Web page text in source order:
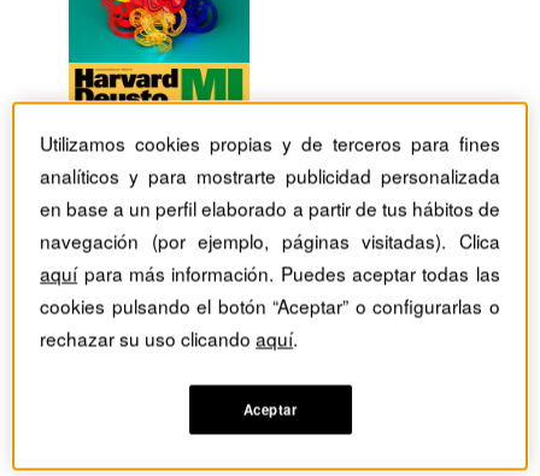
Revistas Harvard Deusto
Márketing
Inversión en comunicación y valor de marca: ¿qué pasa
en tiempos de crisis?
Utilizamos cookies propias y de terceros para fines
analíticos y para mostrarte publicidad personalizada
en base a un perfil elaborado a partir de tus hábitos de
navegación (por ejemplo, páginas visitadas). Clica
aquípara más información. Puedes aceptar todas las
cookies pulsando el botón “Aceptar” o configurarlas o
rechazar su uso clicandoaquí.
Aceptar